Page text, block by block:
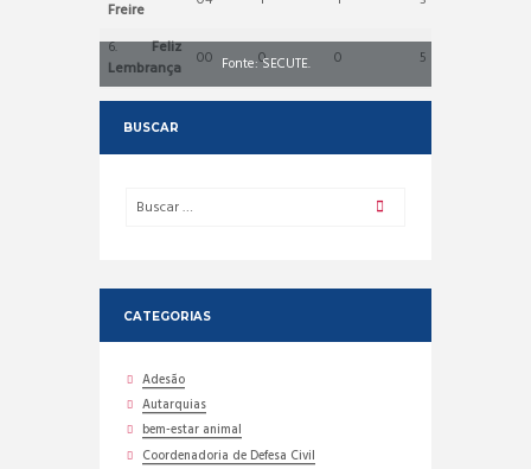
Freire
6.Feliz
Lembrança
00 0 0 5
Fonte: SECUTE.
BUSCAR
CATEGORIAS
Adesão
Autarquias
bem-estar animal
Coordenadoria de Defesa Civil